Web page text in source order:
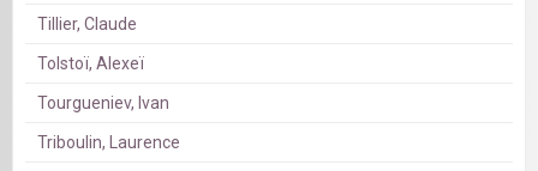
Tillier, Claude
Tolstoï, Alexeï
Tourgueniev, Ivan
Triboulin, Laurence